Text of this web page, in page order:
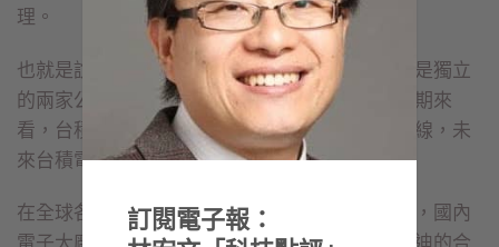
理。
也就是說，至少未來三年內，茂迪與台積電依然是獨立
的兩家公司，各自有太陽能發展的規畫方向；長期來
看，台積電透過這件合作案，可加速縮短學習曲線，未
來台積電仍會自己發展太陽能事業。
在全球各國均把綠能產業視為未來最重要的產業，國內
訂閱電子報：